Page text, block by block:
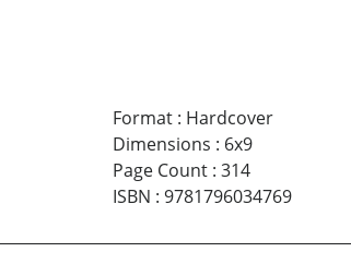
Format: Hardcover
Dimensions : 6x9
Page Count: 314
ISBN : 9781796034769